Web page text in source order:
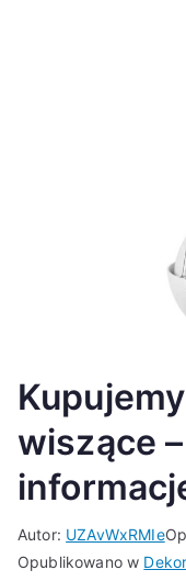
wiszące
Autor: UZAvWxRMIe
Opublikowano w